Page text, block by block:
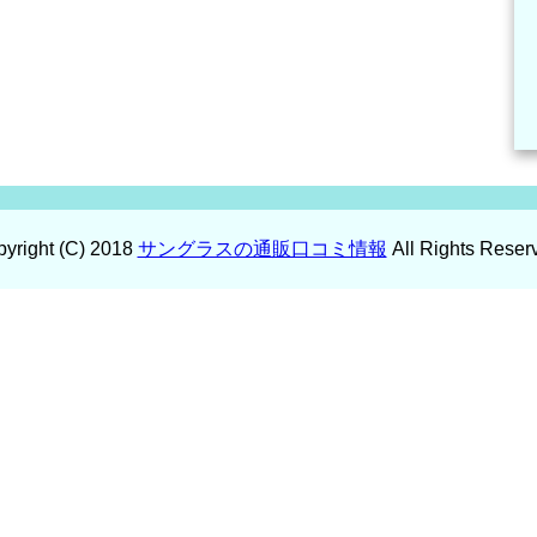
(C) 2018 サングラスの通販口コミ情報 All Rights